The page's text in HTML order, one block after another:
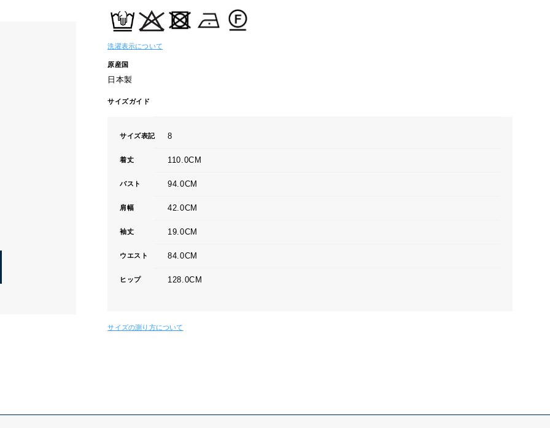
洗濯表示について
原産国
日本製
サイズガイド
サイズ表記 8
着丈 110.0CM
バスト 94.0CM
肩幅 42.0CM
袖丈 19.0CM
ウエスト 84.0CM
ヒップ 128.0CM
サイズの測り方について